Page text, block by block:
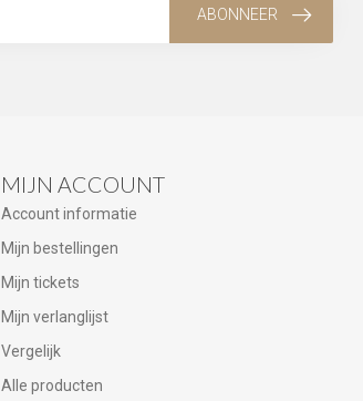
ABONNEER
MIJN ACCOUNT
Account informatie
Mijn bestellingen
Mijn tickets
Mijn verlanglijst
Vergelijk
Alle producten